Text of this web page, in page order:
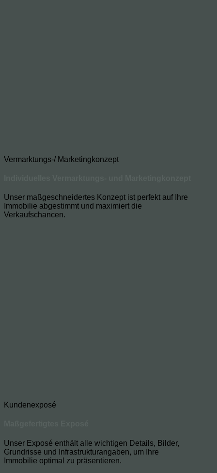
Vermarktungs-/ Marketingkonzept
Unser maßgeschneidertes Konzept ist perfekt auf Ihre
Immobilie abgestimmt und maximiert die
Verkaufschancen.
Kundenexposé
Unser Exposé enthält alle wichtigen Details, Bilder,
Grundrisse und Infrastrukturangaben, um Ihre
Immobilie optimal zu präsentieren.